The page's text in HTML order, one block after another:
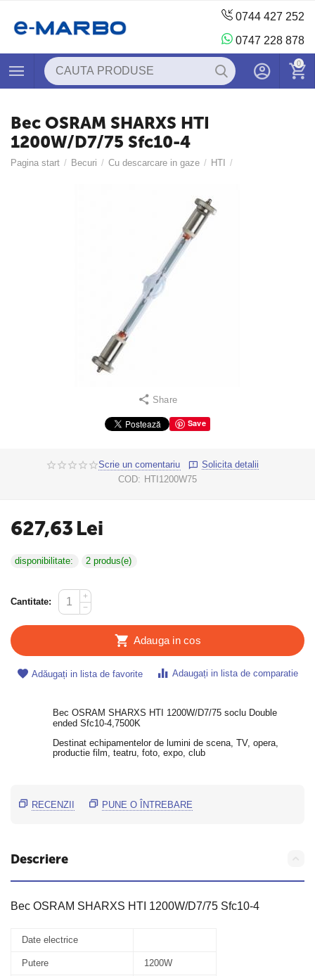
0744 427 252
0747 228 878
0
Bec OSRAM SHARXS HTI
1200W/D7/75 Sfc10-4
Pagina start / Becuri / Cu descarcare in gaze / HTI /
Share
Save
Scrie un comentariu
Solicita detalii
COD: HTI1200W75
627,63 Lei
disponibilitate: 2 produs(e)
Cantitate:
+
−
Adauga in cos
Adăugați in lista de favorite Adaugați in lista de comparatie
Bec OSRAM SHARXS HTI 1200W/D7/75 soclu Double
ended Sfc10-4,7500K
Destinat echipamentelor de lumini de scena, TV, opera,
productie film, teatru, foto, expo, club
RECENZII PUNE O ÎNTREBARE
Descriere
Bec OSRAM SHARXS HTI 1200W/D7/75 Sfc10-4
Date electrice
Putere 1200W